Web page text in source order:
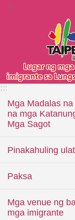
Lumaktaw sa
:::
:::
Mga Madalas
na mga
Mga Sagot
Pinakahuling ulat
Paksa
Mga venue ng
mga imigrante